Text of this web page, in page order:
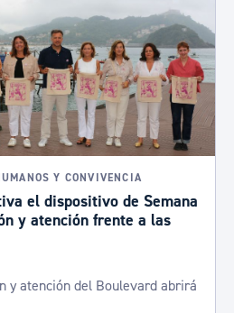
Y CONVIVENCIA
el dispositivo de Semana
y atención frente a las
y atención del Boulevard abrirá